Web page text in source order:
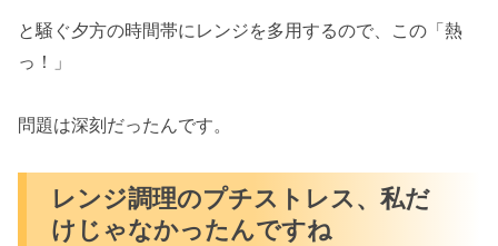
ないって本当に安全なの？
Q3: 魚を焼いたときの臭いが気になる
毎日の「熱っ！」ストレスを解消して、心
と時間にゆとりを
と騒ぐ夕方の時間帯にレンジを多用するので、この「熱
っ！」
問題は深刻だったんです。
レンジ調理のプチストレス、私だ
けじゃなかったんですね